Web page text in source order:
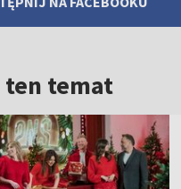
ten temat